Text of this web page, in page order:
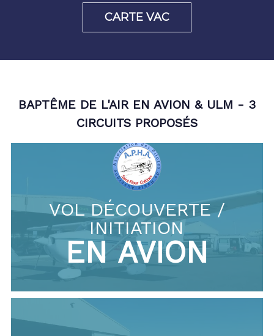
CARTE VAC
BAPTÊME DE L'AIR EN AVION & ULM - 3
CIRCUITS PROPOSÉS
VOL DÉCOUVERTE /
INITIATION
EN AVION